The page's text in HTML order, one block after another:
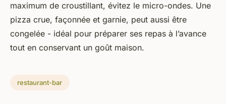
maximum de croustillant, évitez le micro-ondes. Une
pizza crue, façonnée et garnie, peut aussi être
congelée - idéal pour préparer ses repas à l’avance
tout en conservant un goût maison.
restaurant-bar